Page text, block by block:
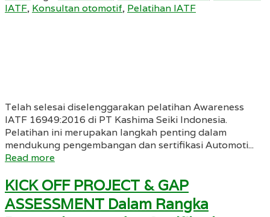
IATF, Konsultan otomotif, Pelatihan IATF
Telah selesai diselenggarakan pelatihan Awareness
IATF 16949:2016 di PT Kashima Seiki Indonesia.
Pelatihan ini merupakan langkah penting dalam
mendukung pengembangan dan sertifikasi Automoti...
Read more
KICK OFF PROJECT & GAP
ASSESSMENT Dalam Rangka